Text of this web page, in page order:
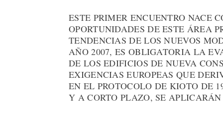
ESTE PRIMER ENCUENTRO NACE
OPORTUNIDADES DE ESTE ÁREA
TENDENCIAS DE LOS NUEVOS
AÑO 2007, ES OBLIGATORIA LA
DE LOS EDIFICIOS DE NUEVA
EXIGENCIAS EUROPEAS QUE
EN EL PROTOCOLO DE KIOTO DE
Y A CORTO PLAZO, SE